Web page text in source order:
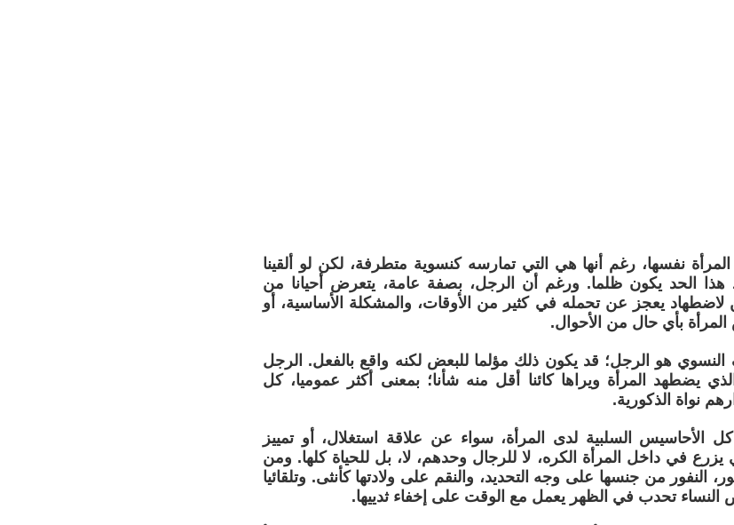
نفسها، رغم أنها هي التي تمارسه كنسوية متطرفة، لكن لو ألقينا
هذا الحد يكون ظلما. ورغم أن الرجل، بصفة عامة، يتعرض أحيانا من
لاضطهاد يعجز عن تحمله في كثير من الأوقات، والمشكلة الأساسية، أو
بأي حال من الأحوال.
النسوي هو الرجل؛ قد يكون ذلك مؤلما للبعض لكنه واقع بالفعل. الرجل
يضطهد المرأة ويراها كائنا أقل منه شأنا؛ بمعنى أكثر عموميا، كل
نواة الذكورية.
الأحاسيس السلبية لدى المرأة، سواء عن علاقة استغلال، أو تمييز
في داخل المرأة الكره، لا للرجال وحدهم، لا، بل للحياة كلها. ومن
النفور من جنسها على وجه التحديد، والنقم على ولادتها كأنثى. وتلقائيا
تحدب في الظهر يعمل مع الوقت على إخفاء ثدييها.